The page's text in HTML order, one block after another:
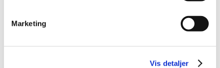
Marketing
Vis detaljer
2011 (13)
2009 (14)